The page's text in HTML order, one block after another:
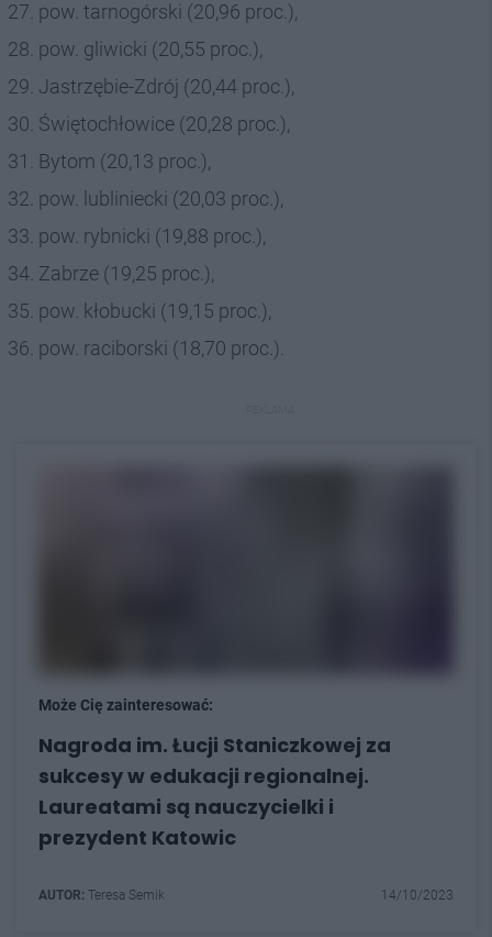
pow. tarnogórski (20,96 proc.),
pow. gliwicki (20,55 proc.),
Jastrzębie-Zdrój (20,44 proc.),
Świętochłowice (20,28 proc.),
Bytom (20,13 proc.),
pow. lubliniecki (20,03 proc.),
pow. rybnicki (19,88 proc.),
Zabrze (19,25 proc.),
pow. kłobucki (19,15 proc.),
pow. raciborski (18,70 proc.).
Może Cię zainteresować:
Nagroda im. Łucji Staniczkowej za
sukcesy w edukacji regionalnej.
Laureatami są nauczycielki i
prezydent Katowic
AUTOR: Teresa Semik 14/10/2023